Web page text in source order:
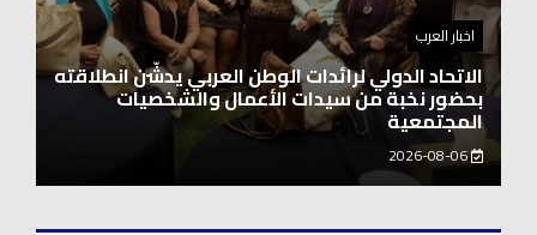
اخبار العرب
الاتحاد الدولي لرائدات الوطن العربي يدشّن انطلاقته
بحضور نخبة من سيدات الأعمال والشخصيات
المجتمعية
2026-08-06